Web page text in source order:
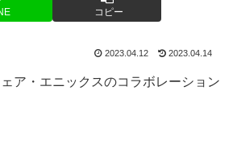
コピー
2023.04.12 2023.04.14
ア・エニックスのコラボレーション